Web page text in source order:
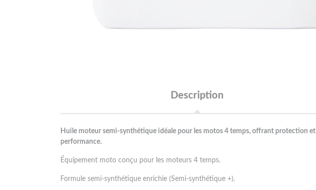
Description
Huile moteur semi-synthétique idéale pour les motos 4 temps, offrant protection et
performance.
Équipement moto conçu pour les moteurs 4 temps.
Formule semi-synthétique enrichie (Semi-synthétique +).